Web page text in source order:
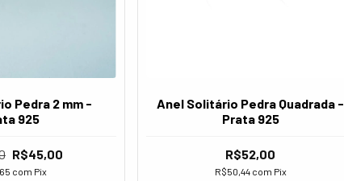
Pedra 2 mm -
925
R$45,00
com Pix
Anel Solitário Pedra Quadrada -
Prata 925
R$52,00
R$50,44 com Pix